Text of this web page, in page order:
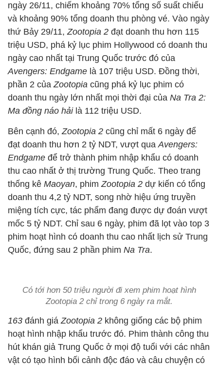
ngày 26/11, chiếm khoảng 70% tổng số suất chiếu
và khoảng 90% tổng doanh thu phòng vé. Vào ngày
thứ Bảy 29/11,Zootopia 2 đạt doanh thu hơn 115
triệu USD, phá kỷ lục phim Hollywood có doanh thu
ngày cao nhất tại Trung Quốc trước đó của
Avengers: Endgame là 107 triệu USD. Đồng thời,
phần 2 củaZootopia cũng phá kỷ lục phim có
doanh thu ngày lớn nhất mọi thời đại của Na Tra 2:
Ma đồng náo hảilà 112 triệu USD.
Bên cạnh đó,Zootopia 2 cũng chỉ mất 6 ngày để
đạt doanh thu hơn 2 tỷ NDT, vượt quaAvengers:
Endgame để trở thành phim nhập khẩu có doanh
thu cao nhất ở thị trường Trung Quốc. Theo trang
thống kê Maoyan, phimZootopia 2 dự kiến có tổng
doanh thu 4,2 tỷ NDT, song nhờ hiệu ứng truyền
miệng tích cực, tác phẩm đang được dự đoán vượt
mốc 5 tỷ NDT. Chỉ sau 6 ngày, phim đã lọt vào top 3
phim hoạt hình có doanh thu cao nhất lịch sử Trung
Quốc, đứng sau 2 phần phim Na Tra.
Có tới hơn 50 triệu người đi xem phim hoạt hình
Zootopia 2 chỉ trong 6 ngày ra mắt.
163 đánh giáZootopia 2 không giống các bộ phim
hoạt hình nhập khẩu trước đó. Phim thành công thu
hút khán giả Trung Quốc ở mọi độ tuổi với các nhân
vật có tạo hình bối cảnh độc đáo và câu chuyện có